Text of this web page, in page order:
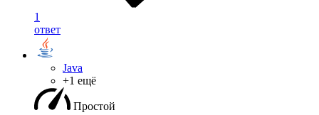
1
ответ
Java
+1 ещё
Простой